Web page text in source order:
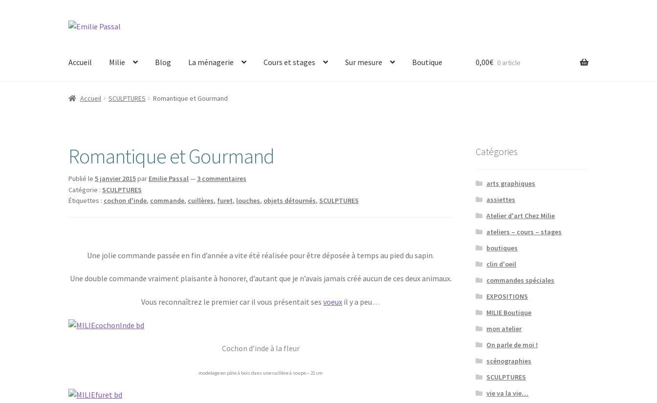
Aller
navigation
Aller
Accueil
Milie Blog La ménagerie Cours et stages Sur mesure Boutique 0,00€ 0 article
Accueil SCULPTURES Romantique et Gourmand
Romantique et Gourmand
Publié le5 janvier 2015par Emilie Passal— 3 commentaires
Catégorie : SCULPTURES
Étiquettes : cochon d'inde, commande, cuillères, furet, louches, objets détournés, SCULPTURES
Une jolie commande passée en fin d’année a vite été réalisée pour être déposée à temps au pied du sapin.
Une double commande vraiment plaisante à honorer, d’autant que je n’avais jamais créé aucun de ces deux animaux.
Vous reconnaîtrez le premier car il vous présentait sesvoeux il y a peu…
Cochon d’inde à la fleur
modelage en pâte à bois dans une cuillère à soupe – 21 cm
Catégories
arts graphiques
assiettes
Atelier d'art Chez Milie
ateliers – cours – stages
boutiques
clin d'oeil
commandes spéciales
EXPOSITIONS
MILIE Boutique
mon atelier
On parle de moi !
scénographies
SCULPTURES
vie va la vie…